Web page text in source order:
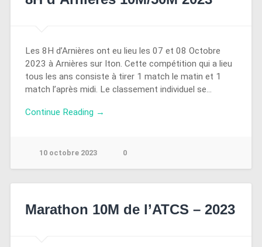
Les 8H d’Arnières ont eu lieu les 07 et 08 Octobre
2023 à Arnières sur Iton. Cette compétition qui a lieu
tous les ans consiste à tirer 1 match le matin et 1
match l’après midi. Le classement individuel se…
Continue Reading →
10 octobre 2023 0
Marathon 10M de l’ATCS – 2023